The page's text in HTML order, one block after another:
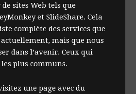
sites Web tels que
et SlideShare. Cela
complète des services que
mais que nous
dans l’avenir. Ceux qui
plus communs.
une page avec du